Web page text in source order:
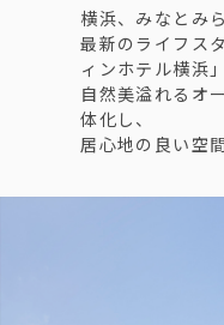
横浜、みなとみ
最新のライフス
ィンホテル横浜」
自然美溢れるオ
体化し、
居心地の良い空